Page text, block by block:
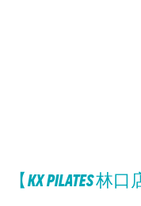
【KX PILATES 林口